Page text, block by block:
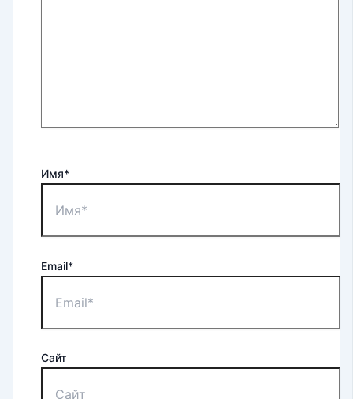
Имя*
Email*
Сайт